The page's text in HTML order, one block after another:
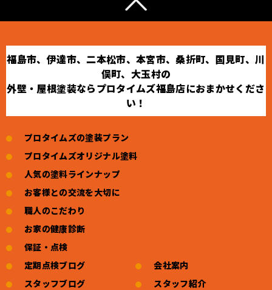
福島市、伊達市、二本松市、本宮市、桑折町、国見町、川
俣町、大玉村の
外壁・屋根塗装ならプロタイムズ福島店におまかせくださ
い！
プロタイムズの塗装プラン
プロタイムズオリジナル塗料
人気の塗料ラインナップ
お客様との交流を大切に
職人のこだわり
お家の健康診断
保証・点検
定期点検ブログ
スタッフブログ
会社案内
スタッフ紹介